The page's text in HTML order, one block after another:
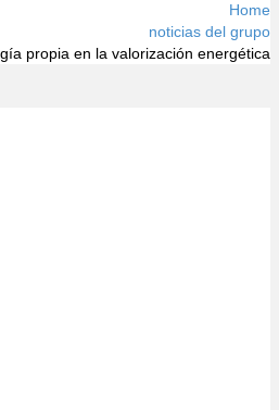
Home
noticias del grupo
propia en la valorización energética